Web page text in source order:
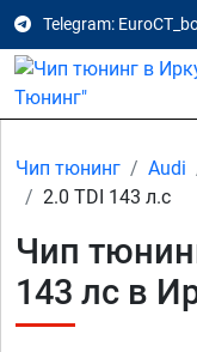
Telegram:
Чип тюнинг Audi
2.0 TDI 143 л.с
Чип
143 лс в